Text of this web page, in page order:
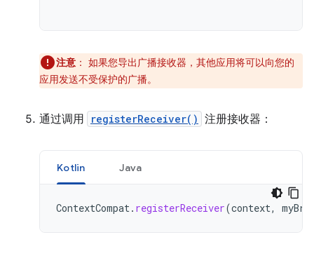
注意 ： 如果您导出广播接收器，其他应用将可以向您的
应用发送不受保护的广播。
通过调用 registerReceiver() 注册接收器：
Kotlin Java
ContextCompat. registerReceiver(context,